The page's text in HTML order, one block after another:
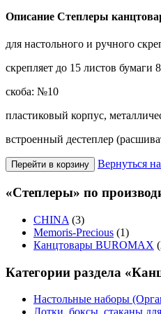
Описание Степлеры
для настольного и ручного
скрепляет до 15 листов бумаги
скоба: №10
пластиковый корпус,
встроенный дестеплер
Вернуться
«Степлеры» по
CHINA (3)
Memoris-Precious (1)
Канцтовары BUROMAX
Категории раздела
Настольные наборы